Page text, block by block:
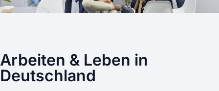
Arbeiten & Leben in
Deutschland